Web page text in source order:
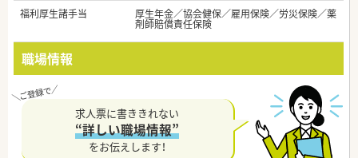
福利厚生諸手当
厚生年金／協会健保／雇用保険／労災保険／薬
剤師賠償責任保険
職場情報
求人票に書ききれない
“詳しい職場情報”
をお伝えします！